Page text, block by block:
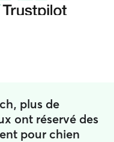
plus de
ont réservé des
pour chien